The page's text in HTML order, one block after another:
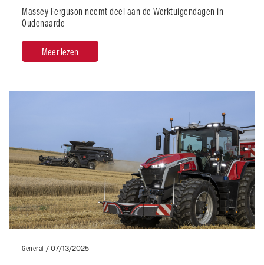
Massey Ferguson neemt deel aan de Werktuigendagen in
Oudenaarde
Meer lezen
General / 07/13/2025